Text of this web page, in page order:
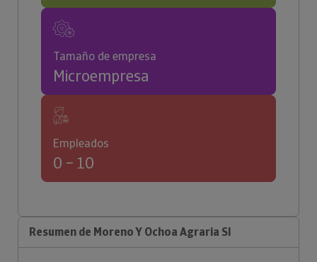
Tamaño de empresa
Microempresa
Empleados
0 – 10
Resumen de Moreno Y Ochoa Agraria Sl